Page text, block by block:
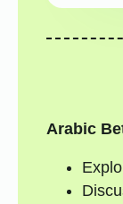
Arabic